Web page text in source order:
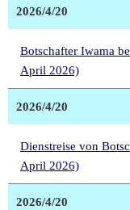
2026/4/20
Botschafter Iwama
April 2026)
2026/4/20
Dienstreise von
April 2026)
2026/4/20